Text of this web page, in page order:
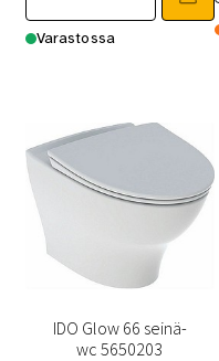
Varastossa
IDO Glow 66 seinä-
wc 5650203